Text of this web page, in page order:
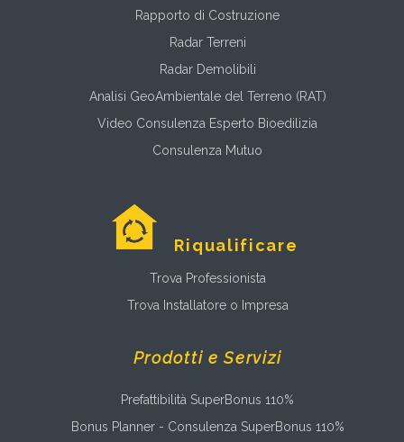
Rapporto di Costruzione
Radar Terreni
Radar Demolibili
Analisi GeoAmbientale del Terreno (RAT)
Video Consulenza Esperto Bioedilizia
Consulenza Mutuo
Riqualificare
Trova Professionista
Trova Installatore o Impresa
Prodotti e Servizi
Prefattibilità SuperBonus 110%
Bonus Planner - Consulenza SuperBonus 110%